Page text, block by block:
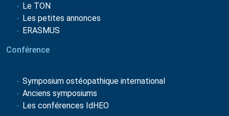
Le TON
Les petites annonces
ERASMUS
Conférence
Symposium ostéopathique international
Anciens symposiums
Les conférences IdHEO